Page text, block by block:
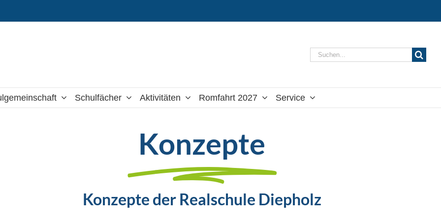
Suche
Schulfächer Aktivitäten Romfahrt 2027 Service
Konzepte
Konzepte der Realschule Diepholz